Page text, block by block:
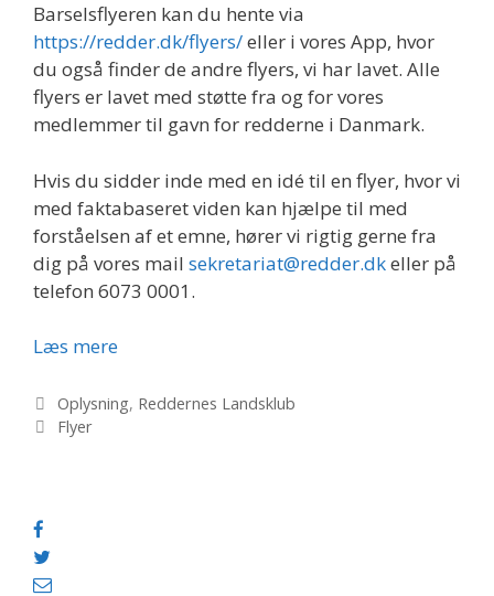
Barselsflyeren kan du hente via
https://redder.dk/flyers/eller i vores App, hvor
du også finder de andre flyers, vi har lavet. Alle
flyers er lavet med støtte fra og for vores
medlemmer til gavn for redderne i Danmark.
Hvis du sidder inde med en idé til en flyer, hvor vi
med faktabaseret viden kan hjælpe til med
forståelsen af et emne, hører vi rigtig gerne fra
dig på vores mail sekretariat@redder.dkeller på
telefon 6073 0001.
Læs mereOpdateret
om
Kategorier
Oplysning, Reddernes Landsklub
Tags
Flyer